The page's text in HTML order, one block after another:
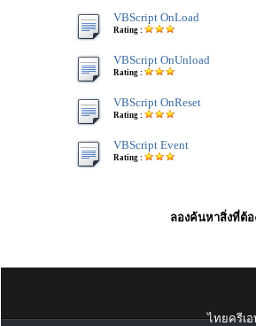
VBScript OnLoad
Rating :
VBScript OnUnload
Rating :
VBScript OnReset
Rating :
VBScript Event
Rating :
ลองค้นหาสิ่งที่ต้อ
ไทยครีเอ